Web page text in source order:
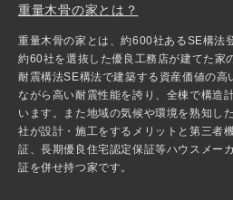
重量木骨の家とは？
重量木骨の家とは、約600社あるSE構法
約60社を選抜した優良工務店が建てた家
耐震構法SE構法で建築する資産価値の高
ながら高い耐震性能を誇り、全棟で構造
います。また地域の気候や環境を熟知し
社が設計・施工をするメリットと第三者
証、長期優良住宅認定保証等ハウスメー
証を併せ持つ家です。